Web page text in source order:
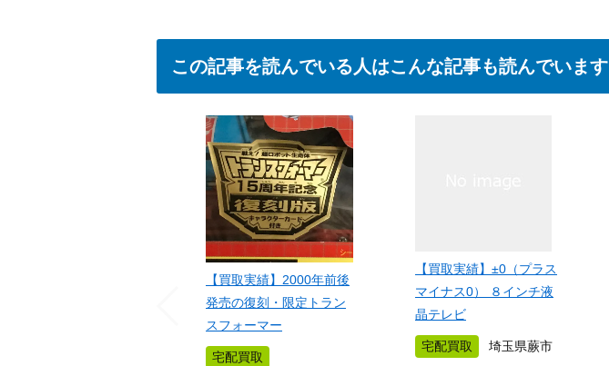
この記事を読んでいる人はこんな記事も読んでいます
【買取実績】2000年前後
発売の復刻・限定トラン
スフォーマー
宅配買取
【買取実績】±0（プラス
マイナス0） ８インチ液
晶テレビ
宅配買取 埼玉県蕨市